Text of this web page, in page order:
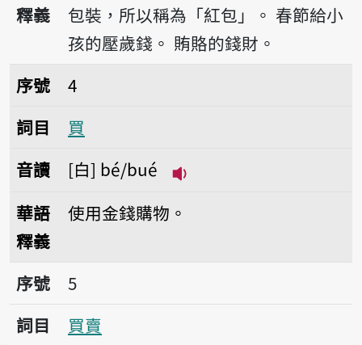
釋義
包裝，所以稱為「紅包」。 春節給小
孩的壓歲錢。 賄賂的錢財。
序號4買
序號
4
詞目
買
音讀
白 bé/bué
華語
釋義
使用金錢購物。
序號5買賣
序號
5
詞目
買賣